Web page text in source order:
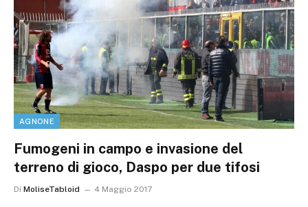
AGNONE
Fumogeni in campo e invasione del
terreno di gioco, Daspo per due tifosi
Di MoliseTabloid 4 Maggio 2017